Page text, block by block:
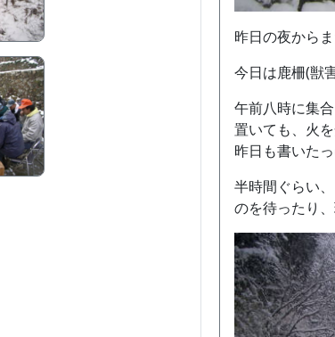
昨日の夜から
今日は鹿柵(獣
午前八時に集
置いても、火
昨日も書いた
半時間ぐらい
のを待ったり